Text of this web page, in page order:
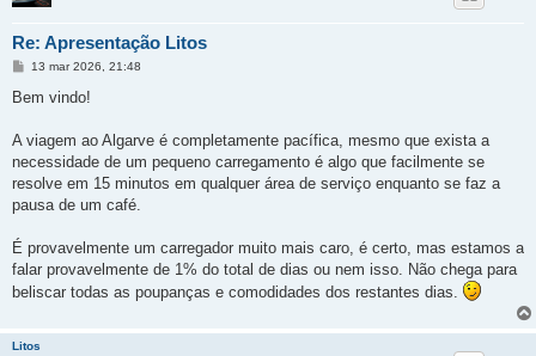
Re: Apresentação Litos
M
n
g
m
13 mar 2026, 21:48
Bem vindo!
A viagem ao Algarve é completamente pacífica, mesmo que exista a
necessidade de um pequeno carregamento é algo que facilmente se
resolve em 15 minutos em qualquer área de serviço enquanto se faz a
pausa de um café.
É provavelmente um carregador muito mais caro, é certo, mas estamos a
falar provavelmente de 1% do total de dias ou nem isso. Não chega para
beliscar todas as poupanças e comodidades dos restantes dias.
Litos